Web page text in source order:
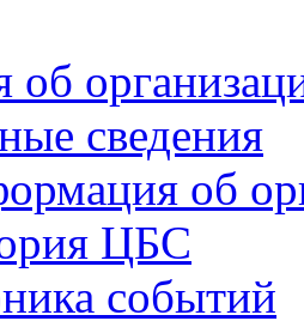
об
сведения
об
ЦБС
событий